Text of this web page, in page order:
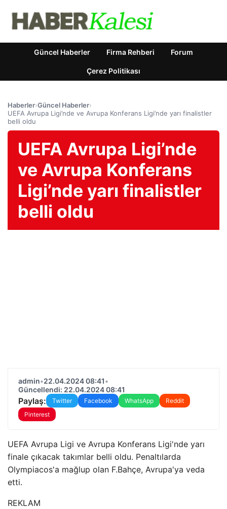
Güncel Haberler Firma Rehberi Forum
Çerez Politikası
Haberler›Güncel Haberler›
UEFA Avrupa Ligi’nde ve Avrupa Konferans Ligi’nde yarı finalistler
belli oldu
UEFA Avrupa Ligi’nde
ve Avrupa Konferans
Ligi’nde yarı finalistler
belli oldu
admin•22.04.2024 08:41•
Güncellendi: 22.04.2024 08:41
Paylaş: Twitter Facebook WhatsApp
Reddit
Pinterest
UEFA Avrupa Ligi ve Avrupa Konferans Ligi'nde yarı
finale çıkacak takımlar belli oldu. Penaltılarda
Olympiacos'a mağlup olan F.Bahçe, Avrupa'ya veda
etti.
REKLAM